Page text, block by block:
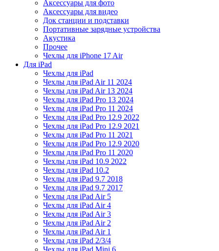
Аксессуары для фото
Аксессуары для видео
Док станции и подставки
Портативные зарядные устройства
Акустика
Прочее
Чехлы для iPhone 17 Air
Для iPad
Чехлы для iPad
Чехлы для iPad Air 11 2024
Чехлы для iPad Air 13 2024
Чехлы для iPad Pro 13 2024
Чехлы для iPad Pro 11 2024
Чехлы для iPad Pro 12.9 2022
Чехлы для iPad Pro 12.9 2021
Чехлы для iPad Pro 11 2021
Чехлы для iPad Pro 12.9 2020
Чехлы для iPad Pro 11 2020
Чехлы для iPad 10.9 2022
Чехлы для iPad 10.2
Чехлы для iPad 9.7 2018
Чехлы для iPad 9.7 2017
Чехлы для iPad Air 5
Чехлы для iPad Air 4
Чехлы для iPad Air 3
Чехлы для iPad Air 2
Чехлы для iPad Air 1
Чехлы для iPad 2/3/4
Чехлы для iPad Mini 6